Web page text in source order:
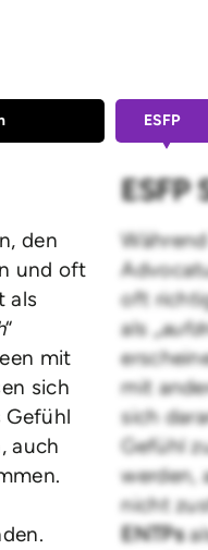
ESFP
den
und oft
als
“
mit
sich
Gefühl
auch
ESFP
oft
als „
mit
sich
Gefühl
werden,
nicht
ENTPs